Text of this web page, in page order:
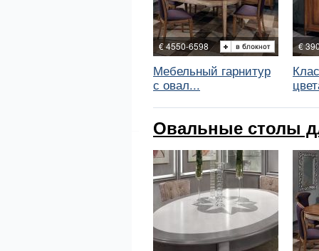
€ 4550-6598
Мебельный гарнитур
с овал...
€
Овальные столы